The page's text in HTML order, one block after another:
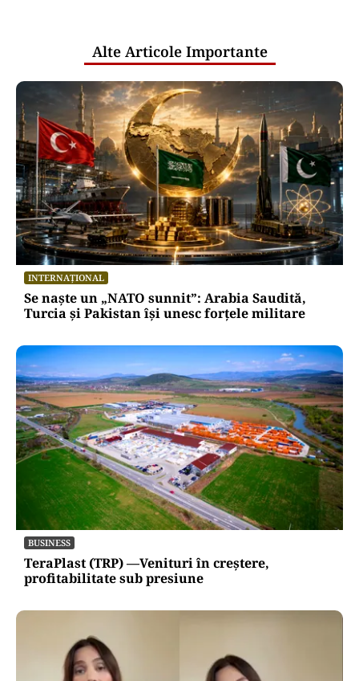
Alte Articole Importante
INTERNAȚIONAL
Se naște un „NATO sunnit”: Arabia Saudită,
Turcia și Pakistan își unesc forțele militare
BUSINESS
TeraPlast (TRP) —Venituri în creștere,
profitabilitate sub presiune